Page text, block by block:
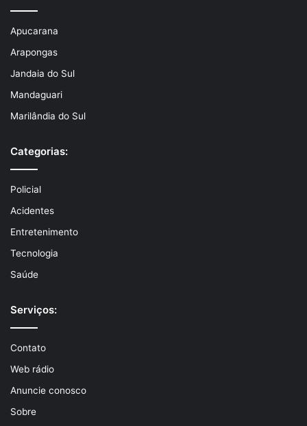
Apucarana
Arapongas
Jandaia do Sul
Mandaguari
Marilândia do Sul
Categorias:
Policial
Acidentes
Entretenimento
Tecnologia
Saúde
Serviços:
Contato
Web rádio
Anuncie conosco
Sobre